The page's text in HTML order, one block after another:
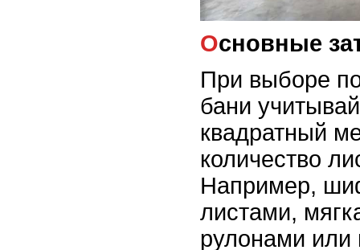
Основные
При выборе
бани
квадратный
количество
Например,
листами,
рулонами или